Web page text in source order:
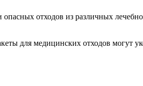
отходов из различных
для медицинских отходов могут